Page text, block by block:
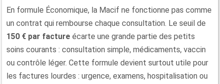
En formule Économique, la Macif ne fonctionne pas comme
un contrat qui rembourse chaque consultation. Le seuil de
150 € par facture écarte une grande partie des petits
soins courants : consultation simple, médicaments, vaccin
ou contrôle léger. Cette formule devient surtout utile pour
les factures lourdes : urgence, examens, hospitalisation ou